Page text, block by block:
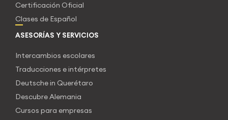
Certificación Oficial
Clases de Español
ASESORÍAS Y SERVICIOS
Intercambios escolares
Traducciones e intérpretes
Deutsche in Querétaro
Descubre Alemania
Cursos para empresas